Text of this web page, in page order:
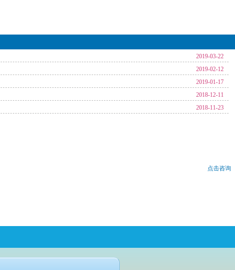
2019-03-22
2019-02-12
2019-01-17
2018-12-11
2018-11-23
点击咨询